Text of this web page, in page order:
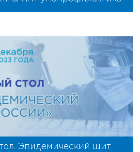
Эпидемический щит